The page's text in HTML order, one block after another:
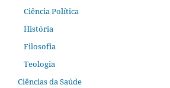
Ciência Política
História
Filosofia
Teologia
Ciências da Saúde